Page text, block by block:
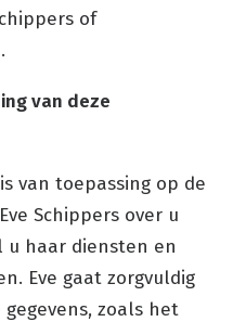
of
van deze
van toepassing op de
Schippers over u
haar diensten en
Eve gaat zorgvuldig
zoals het